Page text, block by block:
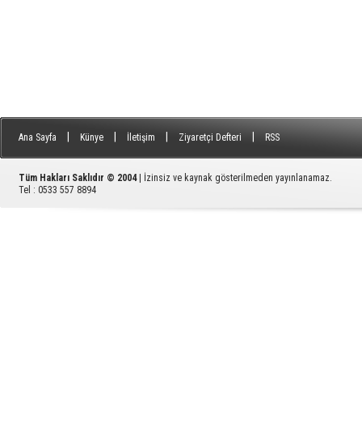
Ana Sayfa Künye İletişim Ziyaretçi Defteri RSS
Tüm Hakları Saklıdır © 2004
| İzinsiz ve kaynak gösterilmeden yayınlanamaz.
Tel : 0533 557 8894